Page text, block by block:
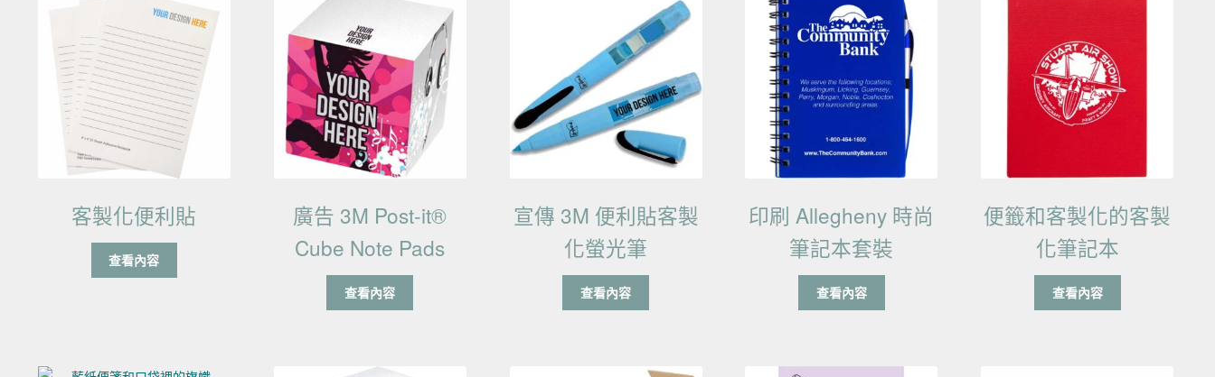
客製化便利貼
查看內容
廣告 3M Post-it®
Cube Note Pads
查看內容
宣傳 3M 便利貼客製
化螢光筆
查看內容
印刷 Allegheny 時尚
筆記本套裝
查看內容
便籤和客製化的客製
化筆記本
查看內容